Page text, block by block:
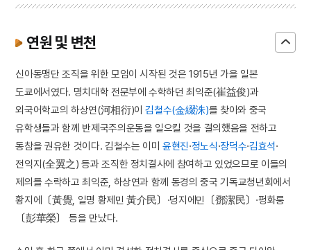
연원 및 변천
신아동맹단 조직을 위한 모임이 시작된 것은 1915년 가을 일본
도쿄에서였다. 명치대학 전문부에 수학하던 최익준(崔益俊)과
외국어학교의 하상연(河相衍)이김철수(金綴洙)를 찾아와 중국
유학생들과 함께 반제국주의운동을 일으킬 것을 결의했음을 전하고
동참을 권유한 것이다. 김철수는 이미윤현진·정노식·장덕수·김효석·
전익지(全翼之) 등과 조직한 정치결사에 참여하고 있었으므로 이들의
제의를 수락하고 최익준, 하상연과 함께 동경의 중국 기독교청년회에서
황지에〔黃覺, 일명 황제민 黃介民〕·덩지에민〔鄧潔民〕·펑화룽
〔彭華榮〕 등을 만났다.